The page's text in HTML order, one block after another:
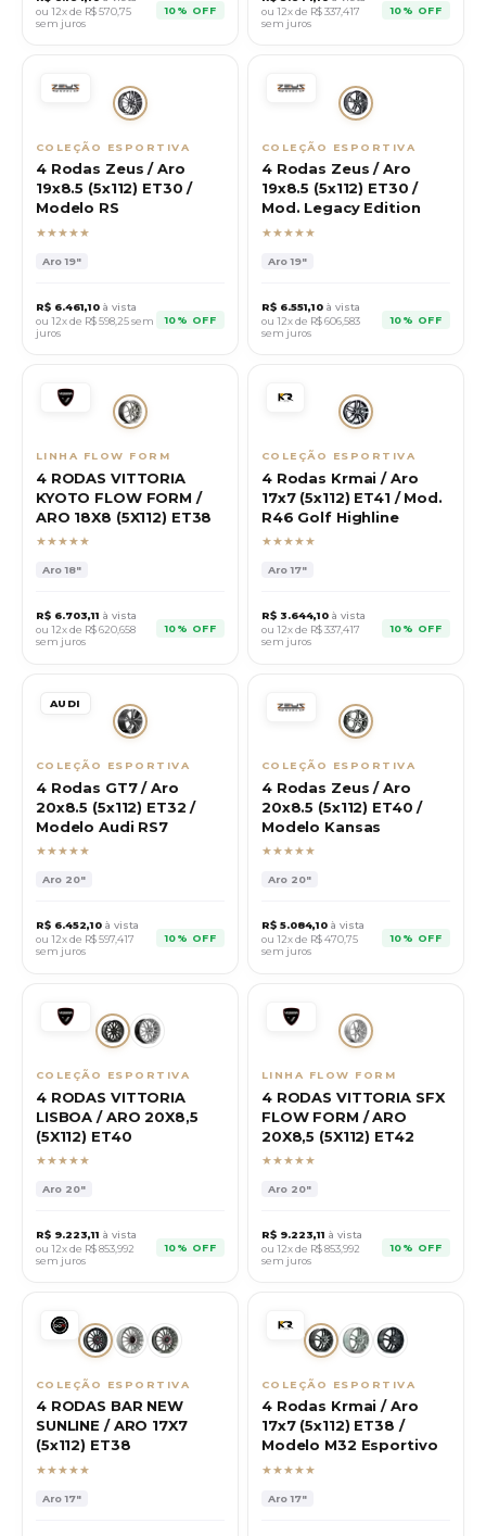
ou 12x de R$570,75
sem juros
10% OFF
ou 12x de R$337,417
sem juros
10% OFF
COLEÇÃO ESPORTIVA
4 Rodas Zeus / Aro
19x8.5 (5x112) ET30 /
Modelo RS
★★★★★
Aro19"
R$ 6.461,10 à vista
ou 12x de R$598,25sem
juros
10% OFF
COLEÇÃO ESPORTIVA
4 Rodas Zeus / Aro
19x8.5 (5x112) ET30 /
Mod. Legacy Edition
★★★★★
Aro19"
R$ 6.551,10 à vista
ou 12x de R$606,583
sem juros
10% OFF
LINHA FLOW FORM
4 RODAS VITTORIA
KYOTO FLOW FORM /
ARO 18X8 (5X112) ET38
★★★★★
Aro18"
R$ 6.703,11 à vista
ou 12x de R$620,658
sem juros
10% OFF
COLEÇÃO ESPORTIVA
4 Rodas Krmai / Aro
17x7 (5x112) ET41 / Mod.
R46 Golf Highline
★★★★★
Aro17"
R$ 3.644,10 à vista
ou 12x de R$337,417
sem juros
10% OFF
AUDI
COLEÇÃO ESPORTIVA
4 Rodas GT7 / Aro
20x8.5 (5x112) ET32 /
Modelo Audi RS7
★★★★★
Aro 20"
R$ 6.452,10 à vista
ou 12x de R$597,417
sem juros
10% OFF
COLEÇÃO ESPORTIVA
4 Rodas Zeus / Aro
20x8.5 (5x112) ET40 /
Modelo Kansas
★★★★★
Aro 20"
R$ 5.084,10 à vista
ou 12x de R$470,75
sem juros
10% OFF
COLEÇÃO ESPORTIVA
4 RODAS VITTORIA
LISBOA / ARO 20X8,5
(5X112) ET40
★★★★★
Aro 20"
R$ 9.223,11 à vista
ou 12x de R$853,992
sem juros
10% OFF
LINHA FLOW FORM
4 RODAS VITTORIA SFX
FLOW FORM / ARO
20X8,5 (5X112) ET42
★★★★★
Aro 20"
R$ 9.223,11 à vista
ou 12x de R$853,992
sem juros
10% OFF
COLEÇÃO ESPORTIVA
4 RODAS BAR NEW
SUNLINE / ARO 17X7
(5x112) ET38
★★★★★
Aro17"
COLEÇÃO ESPORTIVA
4 Rodas Krmai / Aro
17x7 (5x112) ET38 /
Modelo M32 Esportivo
★★★★★
Aro17"